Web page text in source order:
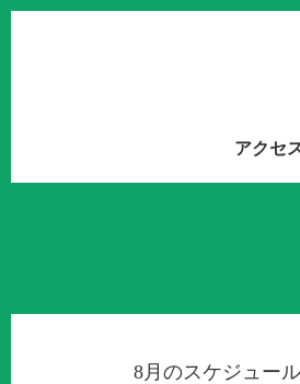
アクセ
8月のスケジュール